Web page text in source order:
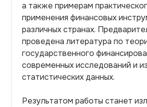
а также примерам
применения финансовых
различных странах.
проведена литература по
государственного
современных исследований и
статистических данных.
Результатом работы станет